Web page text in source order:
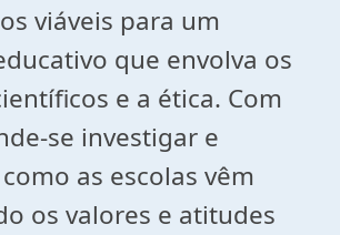
viáveis para um
que envolva os
e a ética. Com
se investigar e
as escolas vêm
os valores e atitudes